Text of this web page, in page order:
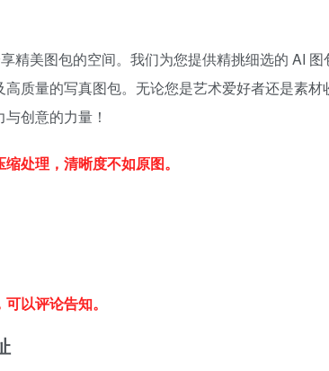
精美图包的空间。我们为您提供精挑细选的 AI
质量的写真图包。无论您是艺术爱好者还是素
创意的力量！
处理，清晰度不如原图。
以评论告知。